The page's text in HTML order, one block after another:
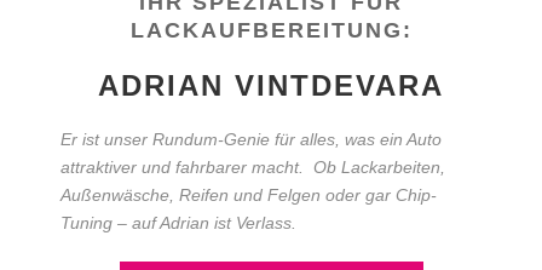
LACKAUFBEREITUNG:
ADRIAN VINTDEVARA
Er ist unser Rundum-Genie für alles, was ein Auto
attraktiver und fahrbarer macht. Ob Lackarbeiten,
Außenwäsche, Reifen und Felgen oder gar Chip-
Tuning – auf Adrian ist Verlass.